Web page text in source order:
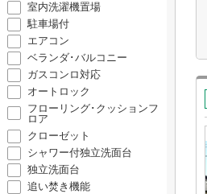
室内洗濯機置場
駐車場付
エアコン
ベランダ･バルコニー
ガスコンロ対応
オートロック
フローリング･クッションフ
ロア
クローゼット
シャワー付独立洗面台
独立洗面台
追い焚き機能